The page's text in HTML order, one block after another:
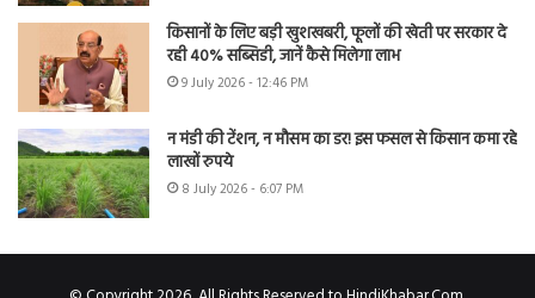
किसानों के लिए बड़ी खुशखबरी, फूलों की खेती पर सरकार दे
रही 40% सब्सिडी, जानें कैसे मिलेगा लाभ
9 July 2026 - 12:46 PM
न मंडी की टेंशन, न मौसम का डर! इस फसल से किसान कमा रहे
लाखों रुपये
8 July 2026 - 6:07 PM